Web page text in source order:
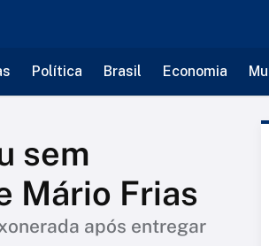
Política Brasil Economia
sem
Mário Frias
após entregar